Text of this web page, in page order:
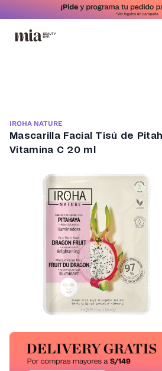
IROHA NATURE
Mascarilla Facial Tisú de
Vitamina C 20 ml